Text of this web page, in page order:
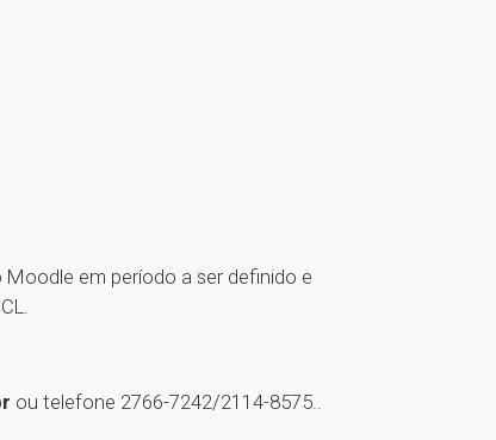
em período a ser definido e
ou telefone 2766-7242/2114-8575..